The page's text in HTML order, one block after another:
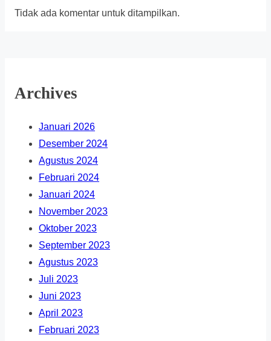
Tidak ada komentar untuk ditampilkan.
Archives
Januari 2026
Desember 2024
Agustus 2024
Februari 2024
Januari 2024
November 2023
Oktober 2023
September 2023
Agustus 2023
Juli 2023
Juni 2023
April 2023
Februari 2023